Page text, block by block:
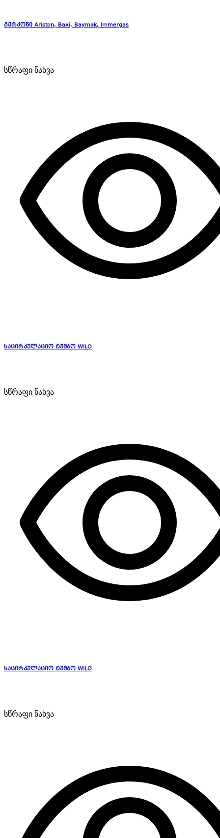
გერკონი Ariston, Baxi, Baymak, Immergas
სწრაფი ნახვა
საცირკულაციო ტუმბო WILO
სწრაფი ნახვა
საცირკულაციო ტუმბო WILO
სწრაფი ნახვა